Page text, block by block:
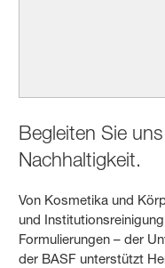
Begleiten Sie
Nachhaltigkeit.
Von Kosmetika und
und
Formulierungen – der
der BASF unterstützt